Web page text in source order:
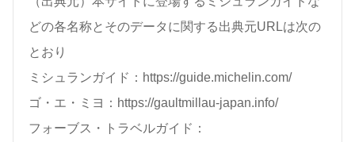
どの各名称とそのデータに関する出典元URLは次の
とおり
ミシュランガイド：https://guide.michelin.com/
ゴ・エ・ミヨ：https://gaultmillau-japan.info/
フォーブス・トラベルガイド：